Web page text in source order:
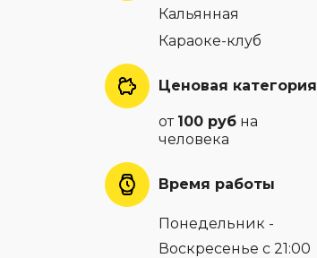
Кальянная
Караоке-клуб
Ценовая категория
от 100 руб на
человека
Время работы
Понедельник -
Воскресенье с 21:00